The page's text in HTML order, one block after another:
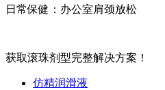
日常保健：办公室肩颈放松
获取滚珠剂型完整解决方案！
仿精润滑液